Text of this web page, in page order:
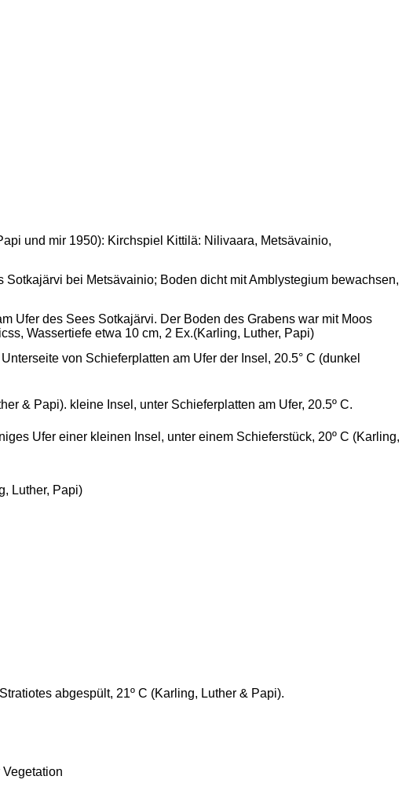
und mir 1950): Kirchspiel Kittilä: Nilivaara, Metsävainio,
bei Metsävainio; Boden dicht mit Amblystegium bewachsen,
Ufer des Sees Sotkajärvi. Der Boden des Grabens war mit Moos
Wassertiefe etwa 10 cm, 2 Ex.(Karling, Luther, Papi)
von Schieferplatten am Ufer der Insel, 20.5° C (dunkel
& Papi). kleine Insel, unter Schieferplatten am Ufer, 20.5º C.
Ufer einer kleinen Insel, unter einem Schieferstück, 20º C (Karling,
Luther, Papi)
abgespült, 21º C (Karling, Luther & Papi).